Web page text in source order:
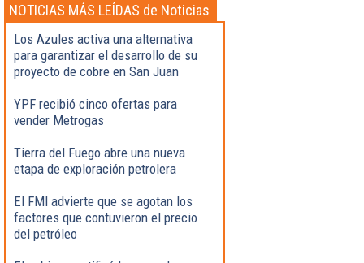
NOTICIAS MÁS LEÍDAS de Noticias
Destacadas
Los Azules activa una alternativa
para garantizar el desarrollo de su
proyecto de cobre en San Juan
YPF recibió cinco ofertas para
vender Metrogas
Tierra del Fuego abre una nueva
etapa de exploración petrolera
El FMI advierte que se agotan los
factores que contuvieron el precio
del petróleo